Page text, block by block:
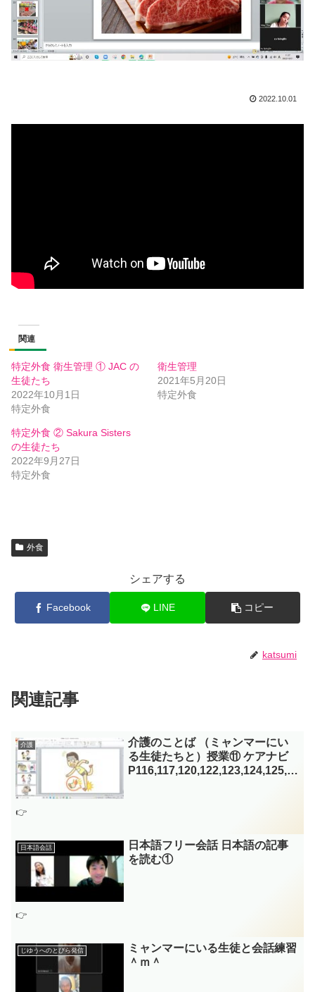
2022.10.01
関連
特定外食 衛生管理 ① JAC の
生徒たち
2022年10月1日
特定外食
衛生管理
2021年5月20日
特定外食
特定外食 ② Sakura Sisters
の生徒たち
2022年9月27日
特定外食
外食
シェアする
Facebook LINE コピー
katsumi
関連記事
介護
介護のことば （ミャンマーにい
る生徒たちと）授業⑪ ケアナビ
P116,117,120,122,123,124,125,1
👉
日本語会話
日本語フリー会話 日本語の記事
を読む①
👉
じゆうへのとびら発信
ミャンマーにいる生徒と会話練習
＾ｍ＾